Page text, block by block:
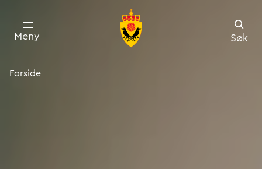
Meny Søk
Forside